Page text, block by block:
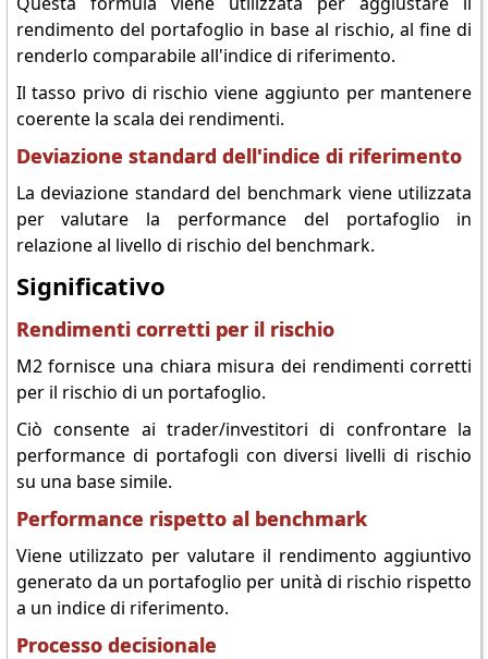
rendimento del portafoglio in base al rischio, al fine di
renderlo comparabile all'indice di riferimento.
Il tasso privo di rischio viene aggiunto per mantenere
coerente la scala dei rendimenti.
Deviazione standard dell'indice di riferimento
La deviazione standard del benchmark viene utilizzata
per valutare la performance del portafoglio in
relazione al livello di rischio del benchmark.
Significativo
Rendimenti corretti per il rischio
M2 fornisce una chiara misura dei rendimenti corretti
per il rischio di un portafoglio.
Ciò consente ai trader/investitori di confrontare la
performance di portafogli con diversi livelli di rischio
su una base simile.
Performance rispetto al benchmark
Viene utilizzato per valutare il rendimento aggiuntivo
generato da un portafoglio per unità di rischio rispetto
a un indice di riferimento.
Processo decisionale